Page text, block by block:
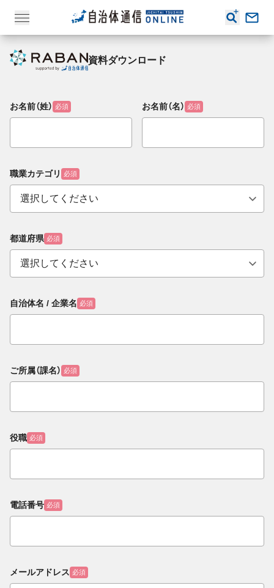
資料ダウンロード
お名前（姓） 必須 お名前（名） 必須
職業カテゴリ 必須
都道府県 必須
自治体名 / 企業名 必須
ご所属（課名） 必須
役職 必須
電話番号 必須
メールアドレス 必須